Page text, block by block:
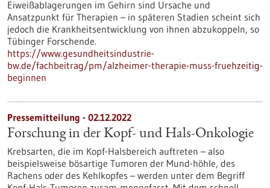
Eiweißablagerungen im Gehirn sind Ursache und
Ansatzpunkt für Therapien – in späteren Stadien scheint sich
jedoch die Krankheitsentwicklung von ihnen abzukoppeln, so
Tübinger Forschende.
https://www.gesundheitsindustrie-
bw.de/fachbeitrag/pm/alzheimer-therapie-muss-fruehzeitig-
beginnen
Pressemitteilung - 02.12.2022
Forschung in der Kopf- und Hals-​Onkologie
Krebsarten, die im Kopf-​Halsbereich auftreten – also
beispielsweise bösartige Tumoren der Mund-​höhle, des
Rachens oder des Kehlkopfes – werden unter dem Begriff